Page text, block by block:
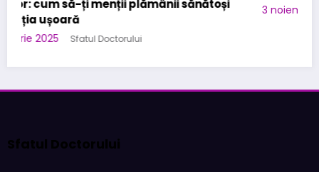
3 noiembrie 2025 Sfatul Doctorului